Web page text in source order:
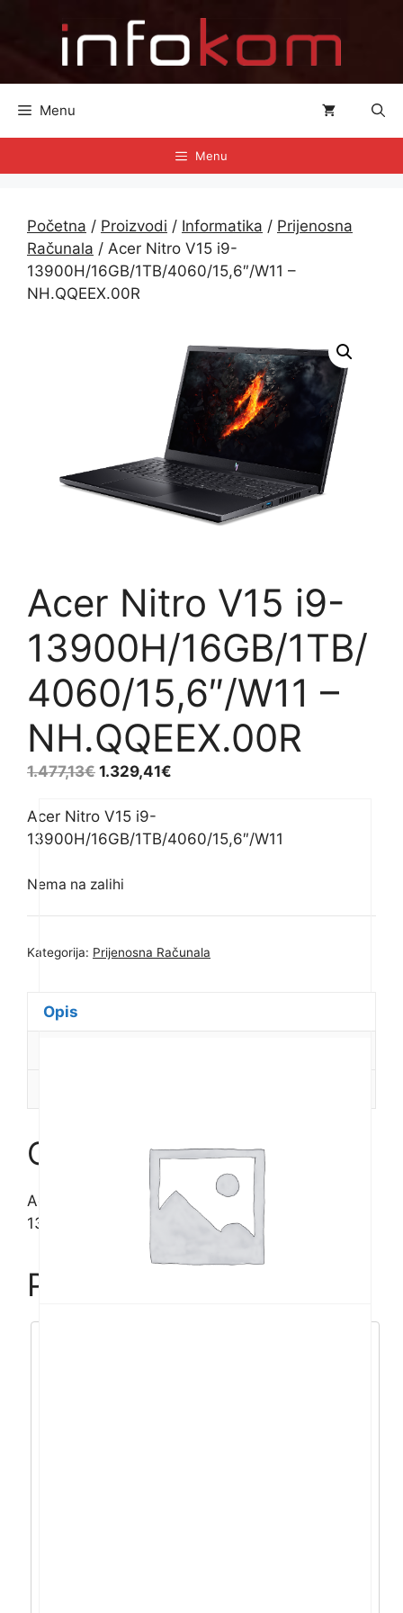
Menu
Menu
Početna / Proizvodi / Informatika / Prijenosna
Računala / Acer Nitro V15 i9-
13900H/16GB/1TB/4060/15,6″/W11 –
NH.QQEEX.00R
Acer Nitro V15 i9-
13900H/16GB/1TB/
4060/15,6″/W11 –
NH.QQEEX.00R
1.477,13€ 1.329,41€
Acer Nitro V15 i9-
13900H/16GB/1TB/4060/15,6″/W11
Nema na zalihi
Kategorija: Prijenosna Računala
Opis
Opis
Acer Nitro V15 i9-
13900H/16GB/1TB/4060/15,6″/W11
Povezani proizvodi